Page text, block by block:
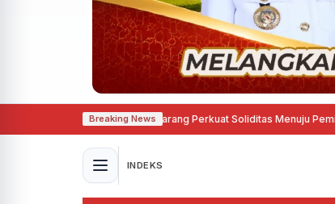
Breaking News
Asri, Demokrat Semarang Perkuat Soliditas Menuju Pemilu 2029·
INDEKS